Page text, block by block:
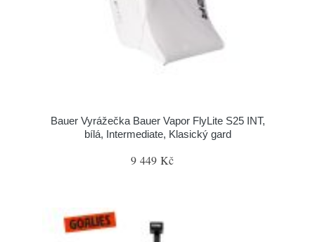
Bauer Vyrážečka Bauer Vapor FlyLite S25 INT,
bílá, Intermediate, Klasický gard
9 449 Kč